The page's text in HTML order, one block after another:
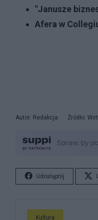
"Janusze
Afera w
Autor: Redakcja Źródło:
Udostępnij
Kultura